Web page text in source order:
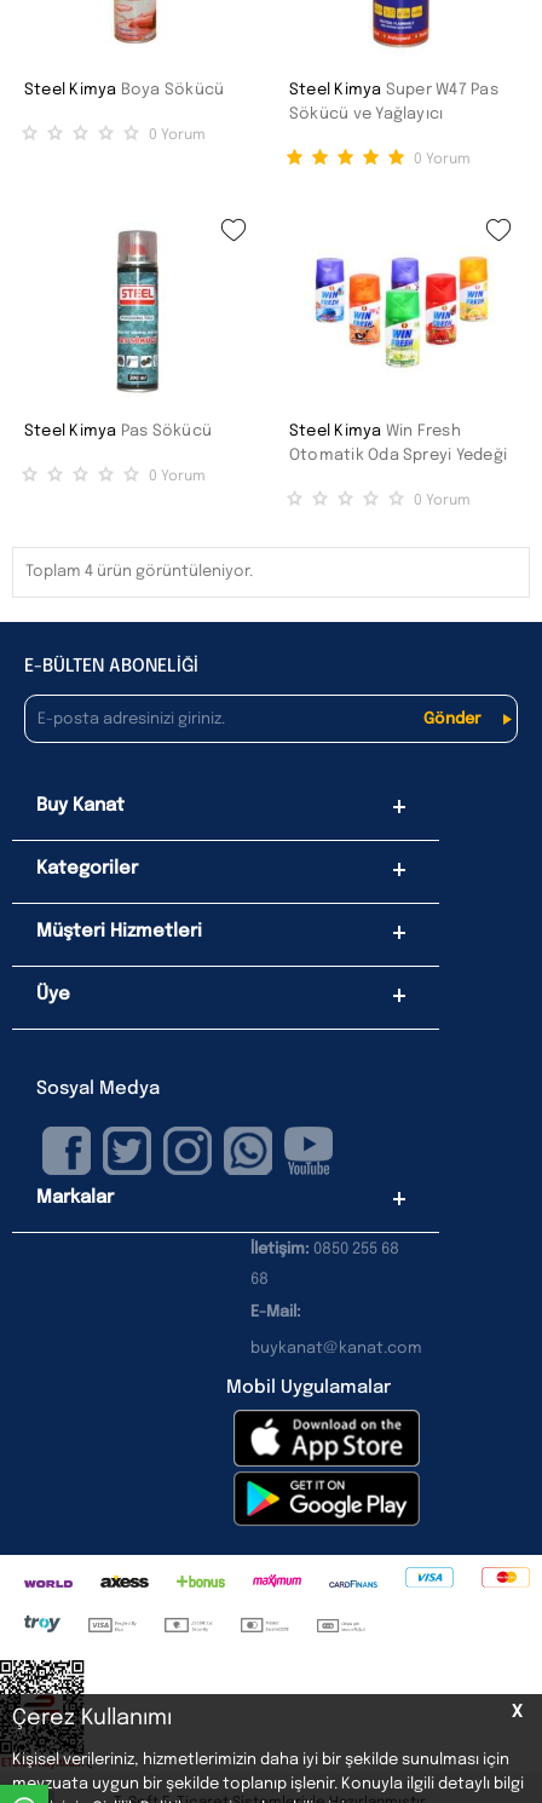
X
Çerez Kullanımı
Kişisel verileriniz, hizmetlerimizin daha iyi bir şekilde sunulması için
mevzuata uygun bir şekilde toplanıp işlenir. Konuyla ilgili detaylı bilgi
Steel Kimya Boya Sökücü
0 Yorum
Steel Kimya Super W47 Pas
Sökücü ve Yağlayıcı
0 Yorum
Steel Kimya Pas Sökücü
0 Yorum
Steel Kimya Win Fresh
Otomatik Oda Spreyi Yedeği
0 Yorum
Toplam 4 ürün görüntüleniyor.
E-BÜLTEN ABONELİĞİ
Buy Kanat
Kategoriler
Müşteri Hizmetleri
Üye
Sosyal Medya
Markalar
İletişim: 0850 255 68
68
E-Mail:
buykanat@kanat.com
Mobil Uygulamalar
<